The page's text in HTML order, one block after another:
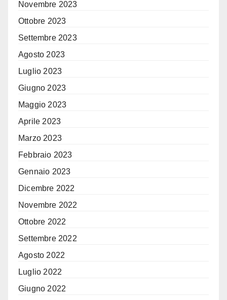
Novembre 2023
Ottobre 2023
Settembre 2023
Agosto 2023
Luglio 2023
Giugno 2023
Maggio 2023
Aprile 2023
Marzo 2023
Febbraio 2023
Gennaio 2023
Dicembre 2022
Novembre 2022
Ottobre 2022
Settembre 2022
Agosto 2022
Luglio 2022
Giugno 2022